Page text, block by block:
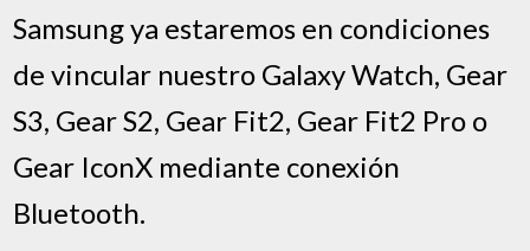
Samsung ya estaremos en condiciones
de vincular nuestro Galaxy Watch, Gear
S3, Gear S2, Gear Fit2, Gear Fit2 Pro o
Gear IconX mediante conexión
Bluetooth.